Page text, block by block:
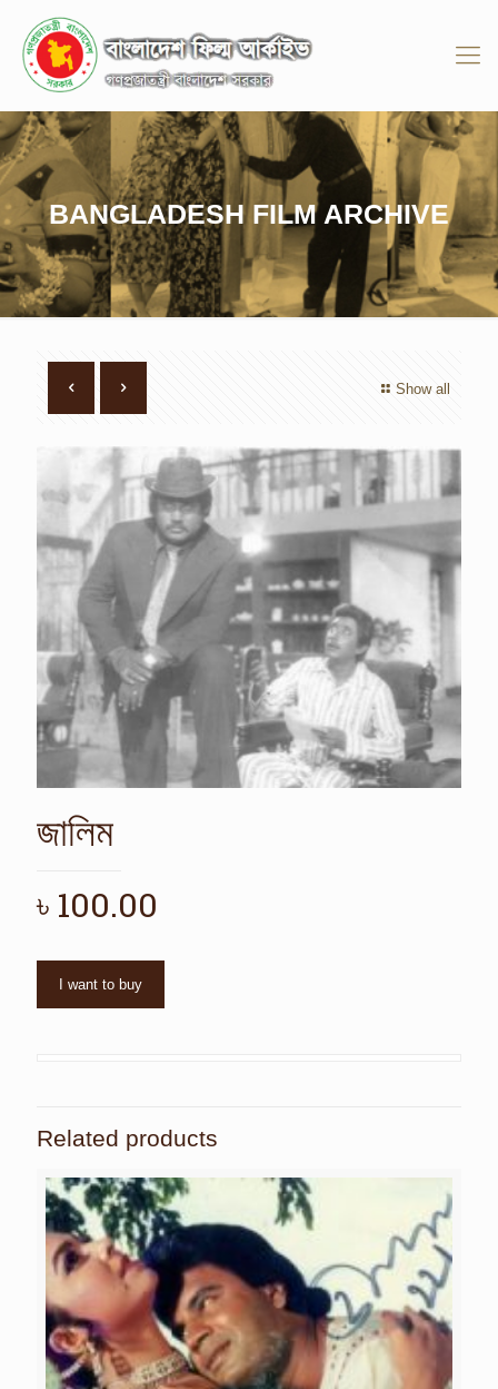
BANGLADESH FILM ARCHIVE
Show all
জালিম
৳ 100.00
I want to buy
Related products